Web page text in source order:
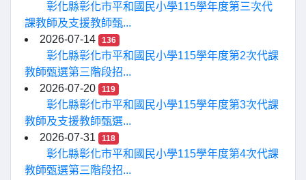
彰化縣彰化市平和國民小學115學年度第三次代
課教師及支援教師甄...
2026-07-14
136
彰化縣彰化市平和國民小學115學年度第2次代課
教師甄選第三階段招...
2026-07-20
119
彰化縣彰化市平和國民小學115學年度第3次代課
教師及支援教師甄選...
2026-07-31
118
彰化縣彰化市平和國民小學115學年度第4次代課
教師甄選第三階段招...